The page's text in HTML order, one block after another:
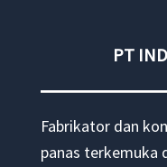
PT
Fabrikator dan
panas terkemuka